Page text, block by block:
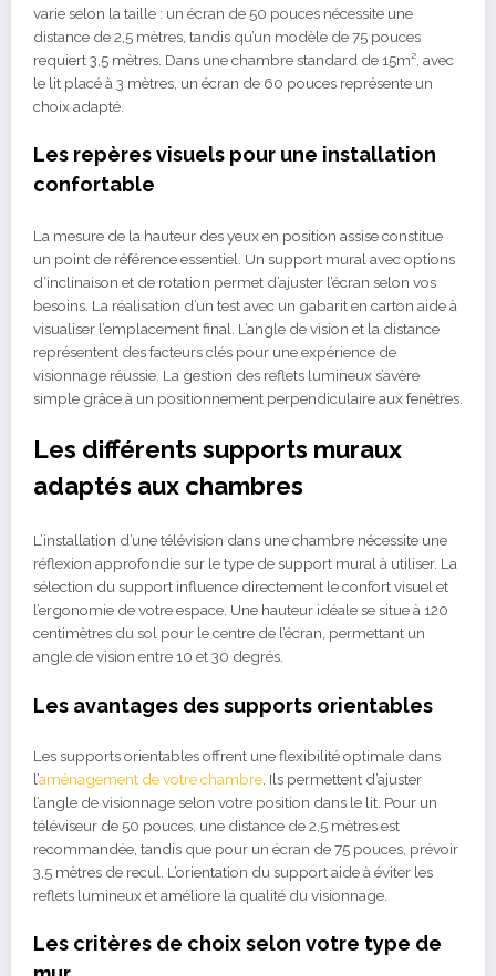
varie selon la taille : un écran de 50 pouces nécessite une
distance de 2,5 mètres, tandis qu’un modèle de 75 pouces
requiert 3,5 mètres. Dans une chambre standard de 15m², avec
le lit placé à 3 mètres, un écran de 60 pouces représente un
choix adapté.
Les repères visuels pour une installation
confortable
La mesure de la hauteur des yeux en position assise constitue
un point de référence essentiel. Un support mural avec options
d’inclinaison et de rotation permet d’ajuster l’écran selon vos
besoins. La réalisation d’un test avec un gabarit en carton aide à
visualiser l’emplacement final. L’angle de vision et la distance
représentent des facteurs clés pour une expérience de
visionnage réussie. La gestion des reflets lumineux s’avère
simple grâce à un positionnement perpendiculaire aux fenêtres.
Les différents supports muraux
adaptés aux chambres
L’installation d’une télévision dans une chambre nécessite une
réflexion approfondie sur le type de support mural à utiliser. La
sélection du support influence directement le confort visuel et
l’ergonomie de votre espace. Une hauteur idéale se situe à 120
centimètres du sol pour le centre de l’écran, permettant un
angle de vision entre 10 et 30 degrés.
Les avantages des supports orientables
Les supports orientables offrent une flexibilité optimale dans
l’aménagement de votre chambre . Ils permettent d’ajuster
l’angle de visionnage selon votre position dans le lit. Pour un
téléviseur de 50 pouces, une distance de 2,5 mètres est
recommandée, tandis que pour un écran de 75 pouces, prévoir
3,5 mètres de recul. L’orientation du support aide à éviter les
reflets lumineux et améliore la qualité du visionnage.
Les critères de choix selon votre type de